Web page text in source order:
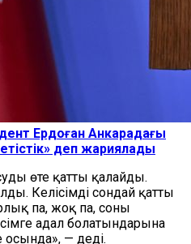
Ердоған Анкарадағы
деп жариялады
өте қатты қалайды.
Келісімді сондай қатты
па, жоқ па, соны
адал болатындарына
осында», — деді.